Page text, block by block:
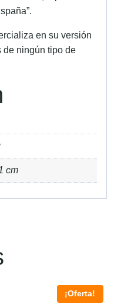
en su versión
de ningún tipo de
cm
¡Oferta!